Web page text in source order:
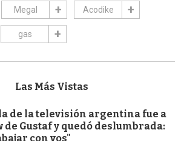
Megal Acodike
gas
Las Más Vistas
de la televisión argentina fue a
de Gustaf y quedó deslumbrada:
con vos"